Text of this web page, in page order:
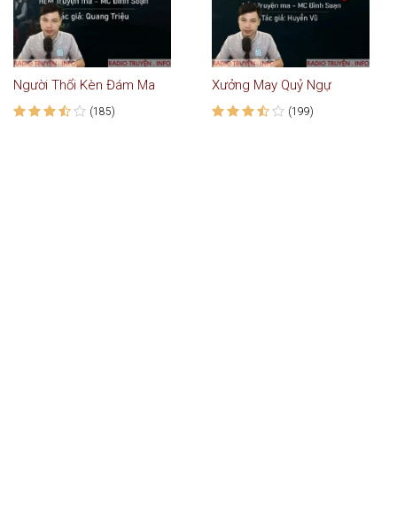
Người Thổi Kèn Đám Ma
(185)
Xưởng May Quỷ Ngự
(199)